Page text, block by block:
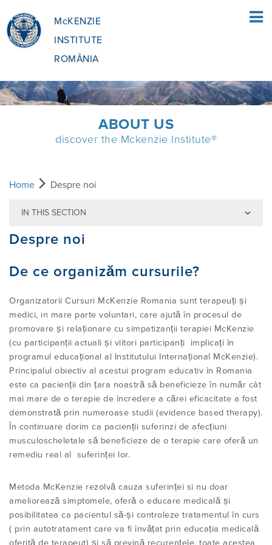
McKENZIE
INSTITUTE
ROMÂNIA
PAGINA PRINCIPALĂ
PACIENŢI
CE ESTE METODA MCKENZIE
GĂSIŢI UN TERAPEUT
TERAPEUŢI
BENEFICIILE MDT
CONCEPȚII GREȘITE
RESEARCH AND RESOURCES
CUM POȚI DEVENI TERAPEUT
REZUMATUL CURSURILOR
GĂSIȚI UN CURS
DIPLOMĂ INTERNAȚIONALĂ –
PROGRAMUL MDT
DESPRE NOI
BINE AŢI VENIT LA INSTITUTUL
INTERNAŢIONAL MCKENZIE®
DESPRE ROBIN MCKENZIE
LEGENDA METODEI MCKENZIE
TRIMITEŢI-NE UN MESAJ
Users Log In
ABOUT US
discover the Mckenzie Institute®
Home Despre noi
IN THIS SECTION
Despre noi
De ce organizăm cursurile?
Organizatorii Cursuri McKenzie Romania sunt terapeuți și
medici, in mare parte voluntari, care ajută în procesul de
promovare și relaționare cu simpatizanții terapiei McKenzie
(cu participanții actuali și viitori participanți implicați în
programul educațional al Institutului Internațional McKenzie).
Principalul obiectiv al acestui program educativ în Romania
este ca pacienții din țara noastră să beneficieze în număr cât
mai mare de o terapie de încredere a cărei eficacitate a fost
demonstrată prin numeroase studii (evidence based therapy).
În continuare dorim ca pacienții suferinzi de afecțiuni
musculoscheletale să beneficieze de o terapie care oferă un
remediu real al suferinței lor.
Metoda McKenzie rezolvă cauza suferinței si nu doar
ameliorează simptomele, oferă o educare medicală și
posibilitatea ca pacientul să-și controleze tratamentul în curs
( prin autotratament care va fi învățat prin educația medicală
oferită de terapeut) și să prevină recurențele, toate acestea